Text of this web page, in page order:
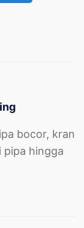
bocor, kran
pipa hingga